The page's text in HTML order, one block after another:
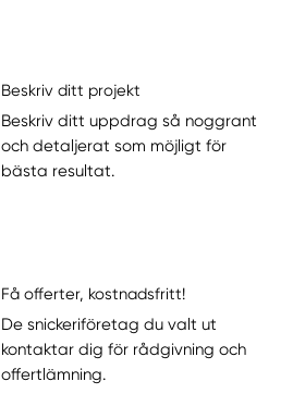
Beskriv ditt projekt
Beskriv ditt uppdrag så noggrant
och detaljerat som möjligt för
bästa resultat.
Få offerter, kostnadsfritt!
De snickeriföretag du valt ut
kontaktar dig för rådgivning och
offertlämning.